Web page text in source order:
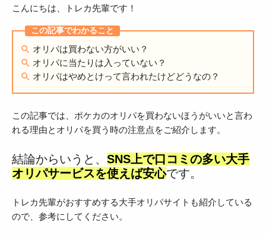
こんにちは、トレカ先輩です！
オリパは買わない方がいい？
オリパに当たりは入っていない？
オリパはやめとけって言われたけどどうなの？
この記事では、ポケカのオリパを買わないほうがいいと言わ
れる理由とオリパを買う時の注意点をご紹介します。
結論からいうと、 SNS上で口コミの多い大手
オリパサービスを使えば安心です。
トレカ先輩がおすすめする大手オリパサイトも紹介している
ので、参考にしてください。